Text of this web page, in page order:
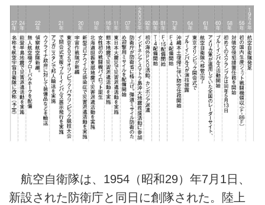
航空自衛隊は、1954（昭和29）年7月1日、
新設された防衛庁と同日に創隊された。陸上